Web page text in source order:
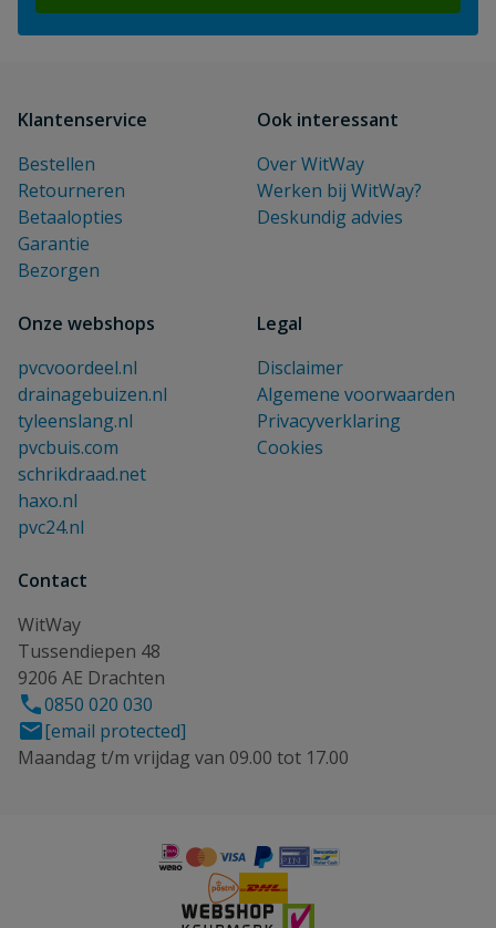
Klantenservice
Bestellen
Retourneren
Betaalopties
Garantie
Bezorgen
Ook interessant
Over WitWay
Werken bij WitWay?
Deskundig advies
Onze webshops
pvcvoordeel.nl
drainagebuizen.nl
tyleenslang.nl
pvcbuis.com
schrikdraad.net
haxo.nl
pvc24.nl
Legal
Disclaimer
Algemene voorwaarden
Privacyverklaring
Cookies
Contact
WitWay
Tussendiepen 48
9206 AE Drachten
0850 020 030
[email protected]
Maandag t/m vrijdag van 09.00 tot 17.00